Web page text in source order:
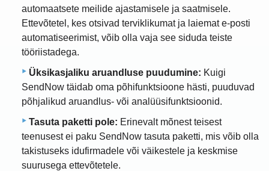
automaatsete meilide ajastamisele ja saatmisele.
Ettevõtetel, kes otsivad terviklikumat ja laiemat e-posti
automatiseerimist, võib olla vaja see siduda teiste
tööriistadega.
Üksikasjaliku aruandluse puudumine: Kuigi
SendNow täidab oma põhifunktsioone hästi, puuduvad
põhjalikud aruandlus- või analüüsifunktsioonid.
Tasuta paketti pole: Erinevalt mõnest teisest
teenusest ei paku SendNow tasuta paketti, mis võib olla
takistuseks idufirmadele või väikestele ja keskmise
suurusega ettevõtetele.